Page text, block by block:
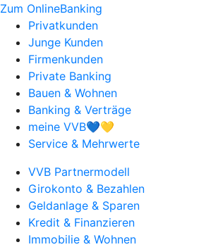
Zum OnlineBanking
Privatkunden
Junge Kunden
Firmenkunden
Private Banking
Bauen & Wohnen
Banking & Verträge
meine VVB💙💛
Service & Mehrwerte
VVB Partnermodell
Girokonto & Bezahlen
Geldanlage & Sparen
Kredit & Finanzieren
Immobilie & Wohnen